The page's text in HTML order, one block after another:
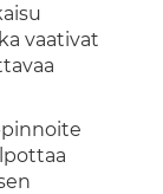
vaativat